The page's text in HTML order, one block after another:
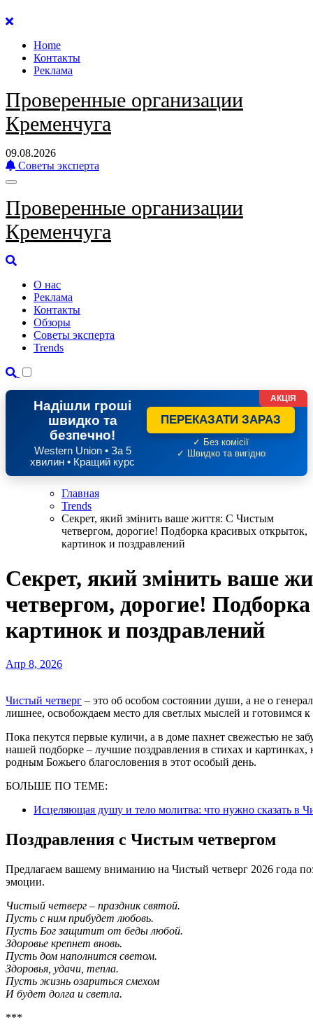
Перейти
содержанию
Home
Контакты
Реклама
Проверенные организации
Кременчуга
09.08.2026
Советы эксперта
Проверенные организации
Кременчуга
О нас
Реклама
Контакты
Обзоры
Советы эксперта
Trends
Надішли гроші
швидко та
безпечно!
Western Union • За 5
хвилин • Кращий курс
ПЕРЕКАЗАТИ ЗАРАЗ
✓ Без комісії
✓ Швидко та вигідно
АКЦІЯ
Главная
Trends
Секрет, який змінить ваше життя: С Чистым
четвергом, дорогие! Подборка красивых открыток,
картинок и поздравлений
Секрет, який змінить ваше
четвергом, дорогие!
картинок и поздравлений
Апр 8, 2026
Чистый четверг – это об особом состоянии души, а не о
лишнее, освобождаем место для светлых мыслей и готовимся
Пока пекутся первые куличи, а в доме пахнет свежестью не
нашей подборке – лучшие поздравления в стихах и
родным Божьего благословения в этот особый день.
БОЛЬШЕ ПО ТЕМЕ:
Исцеляющая душу и тело молитва: что нужно сказать в
Поздравления с Чистым четвергом
Предлагаем вашему вниманию на Чистый четверг 2026 года
эмоции.
Чистый четверг – праздник святой.
Пусть с ним прибудет любовь.
Пусть Бог защитит от беды любой.
Здоровье крепнет вновь.
Пусть дом наполнится светом.
Здоровья, удачи, тепла.
Пусть жизнь озариться смехом
И будет долга и светла.
***